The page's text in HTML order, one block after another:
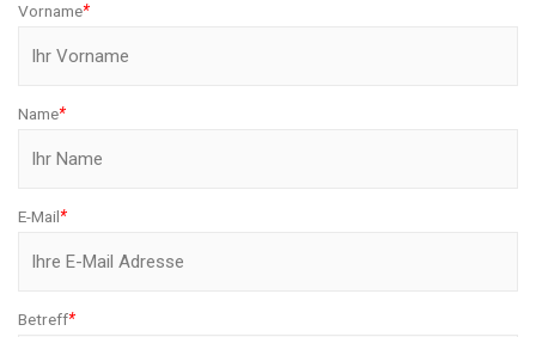
Vorname*
Name*
E-Mail*
Betreff*